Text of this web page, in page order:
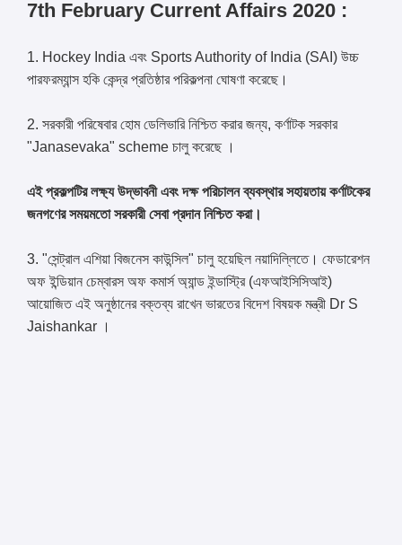
7th February Current Affairs 2020 :
1. Hockey India এবং Sports Authority of India (SAI) উচ্চ
পারফরম্যান্স হকি কেন্দ্র প্রতিষ্ঠার পরিকল্পনা ঘোষণা করেছে।
2. সরকারী পরিষেবার হোম ডেলিভারি নিশ্চিত করার জন্য, কর্ণাটক সরকার
"Janasevaka" scheme চালু করেছে ।
এই প্রকল্পটির লক্ষ্য উদ্ভাবনী এবং দক্ষ পরিচালন ব্যবস্থার সহায়তায় কর্ণাটকের
জনগণের সময়মতো সরকারী সেবা প্রদান নিশ্চিত করা।
3. "সেন্ট্রাল এশিয়া বিজনেস কাউন্সিল" চালু হয়েছিল নয়াদিল্লিতে। ফেডারেশন
অফ ইন্ডিয়ান চেম্বারস অফ কমার্স অ্যান্ড ইন্ডাস্ট্রি (এফআইসিসিআই)
আয়োজিত এই অনুষ্ঠানের বক্তব্য রাখেন ভারতের বিদেশ বিষয়ক মন্ত্রী Dr S
Jaishankar ।